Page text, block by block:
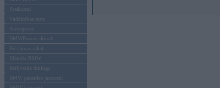
Pasākumi
Vadāmības tests
Autosports
BMWPower aktuāli
Reklāmas raksti
Mēneša BMW
Sērijveida tūnings
BMW pasaules jaunumi